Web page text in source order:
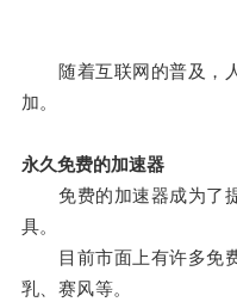
随着互联网的普及，人
加。
永久免费的加速器
免费的加速器成为了提
具。
目前市面上有许多免费
乳、赛风等。